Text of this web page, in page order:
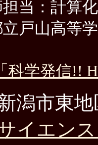
担当：計算
戸山高等
「科学発信!!
潟市東地
イエン